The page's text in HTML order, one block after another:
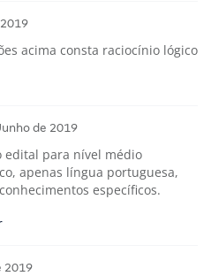
acima consta raciocínio lógico
de 2019
edital para nível médio
apenas língua portuguesa,
específicos.
2019